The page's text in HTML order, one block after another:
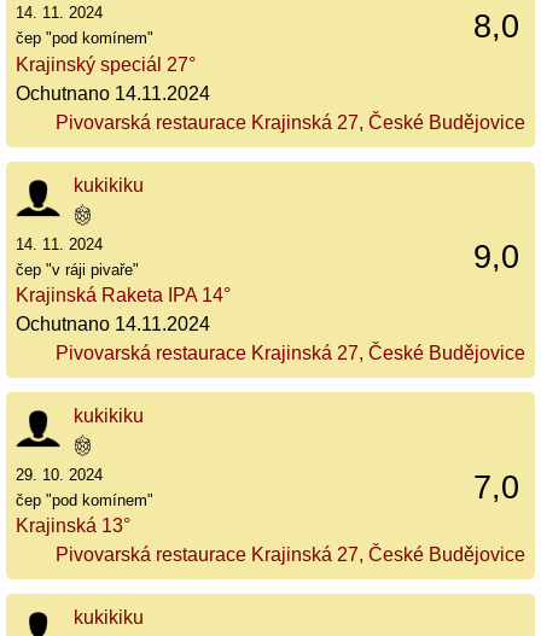
8,0
14. 11. 2024
čep "pod komínem"
Krajinský speciál 27°
Ochutnano 14.11.2024
Pivovarská restaurace Krajinská 27, České Budějovice
kukikiku
9,0
14. 11. 2024
čep "v ráji pivaře"
Krajinská Raketa IPA 14°
Ochutnano 14.11.2024
Pivovarská restaurace Krajinská 27, České Budějovice
kukikiku
7,0
29. 10. 2024
čep "pod komínem"
Krajinská 13°
Pivovarská restaurace Krajinská 27, České Budějovice
kukikiku